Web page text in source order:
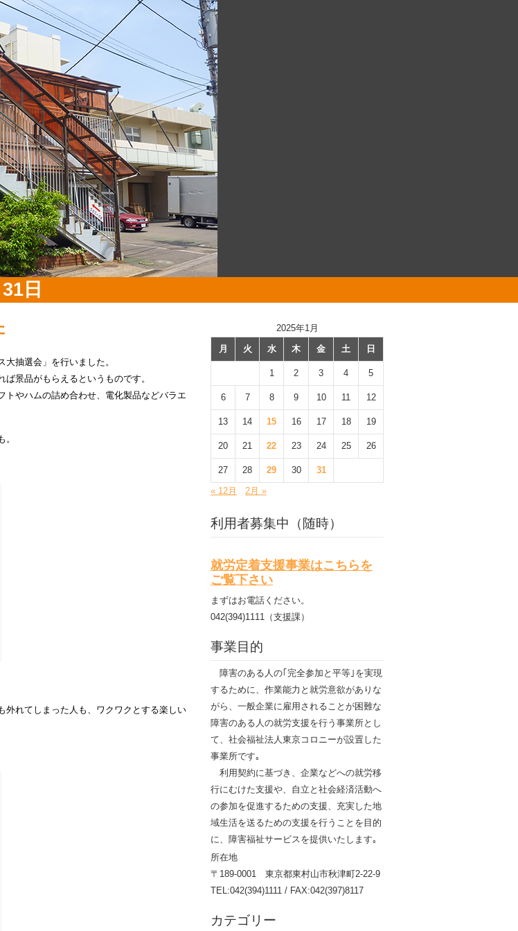
日
抽選会」を行いました。
景品がもらえるというものです。
やハムの詰め合わせ、電化製品などバラエ
外れてしまった人も、ワクワクとする楽しい
2025年1月
月
火 水 木 金 土 日
1 2 3 4 5
6 7 8 9 10 11 12
13 14 15 16 17 18 19
20 21 22 23 24 25 26
27 28 29 30
31
« 12月
2月 »
利用者募集中（随時）
就労定着支援事業はこちらを
ご覧下さい
まずはお電話ください。
042(394)1111（支援課）
事業目的
障害のある人の｢完全参加と平等｣を実現
するために、作業能力と就労意欲がありな
がら、一般企業に雇用されることが困難な
障害のある人の就労支援を行う事業所とし
て、社会福祉法人東京コロニーが設置した
事業所です｡
利用契約に基づき、企業などへの就労移
行にむけた支援や、自立と社会経済活動へ
の参加を促進するための支援、充実した地
域生活を送るための支援を行うことを目的
に、障害福祉サービスを提供いたします｡
所在地
〒189-0001 東京都東村山市秋津町2-22-9
TEL:042(394)1111 / FAX:042(397)8117
カテゴリー